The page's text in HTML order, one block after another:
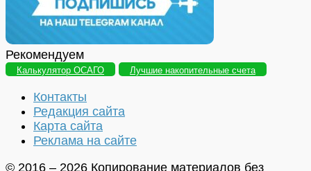
Рекомендуем
Калькулятор ОСАГО Лучшие накопительные счета
Контакты
Редакция сайта
Карта сайта
Реклама на сайте
© 2016 – 2026 Копирование материалов без